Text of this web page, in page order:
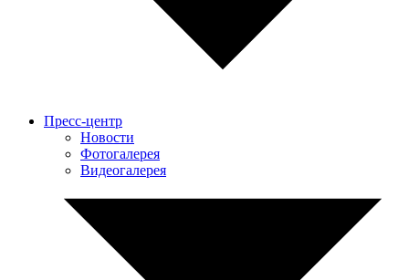
Пресс-центр
Новости
Фотогалерея
Видеогалерея